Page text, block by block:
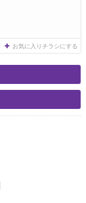
お気に入りチラシにする